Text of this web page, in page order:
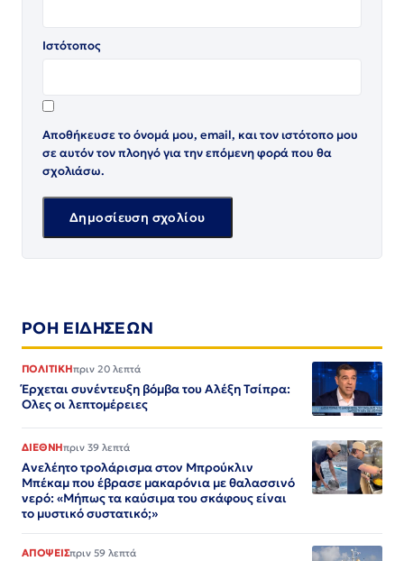
Ιστότοπος
Αποθήκευσε το όνομά μου, email, και τον ιστότοπο μου
σε αυτόν τον πλοηγό για την επόμενη φορά που θα
σχολιάσω.
ΡΟΗ ΕΙΔΗΣΕΩΝ
ΠΟΛΙΤΙΚΗπριν 20 λεπτά
Έρχεται συνέντευξη βόμβα του Αλέξη Τσίπρα:
Ολες οι λεπτομέρειες
ΔΙΕΘΝΗπριν 39 λεπτά
Ανελέητο τρολάρισμα στον Μπρούκλιν
Μπέκαμ που έβρασε μακαρόνια με θαλασσινό
νερό: «Μήπως τα καύσιμα του σκάφους είναι
το μυστικό συστατικό;»
ΑΠΟΨΕΙΣπριν 59 λεπτά